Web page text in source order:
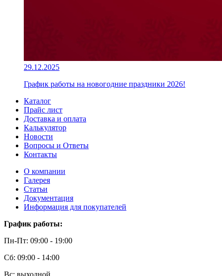
29.12.2025
График работы на новогодние праздники 2026!
Каталог
Прайс лист
Доставка и оплата
Калькулятор
Новости
Вопросы и Ответы
Контакты
О компании
Галерея
Статьи
Документация
Информация для покупателей
График работы:
Пн-Пт: 09:00 - 19:00
Сб: 09:00 - 14:00
Вс: выходной